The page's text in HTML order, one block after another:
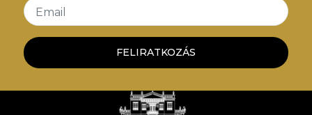
Email
FELIRATKOZÁS